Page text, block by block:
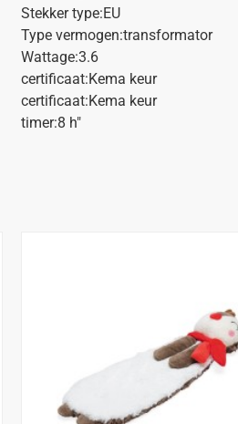
Stekker type:EU
Type vermogen:transformator
Wattage:3.6
certificaat:Kema keur
certificaat:Kema keur
timer:8 h"